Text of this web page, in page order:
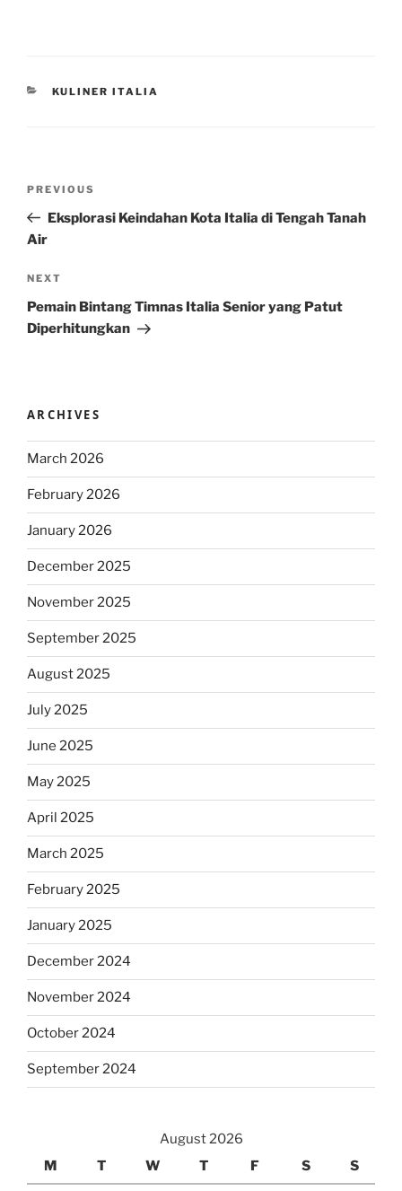
CATEGORIES
KULINER ITALIA
Previous
Post
PREVIOUS
Eksplorasi Keindahan Kota Italia di Tengah Tanah
Air
Next
Post
NEXT
Pemain Bintang Timnas Italia Senior yang Patut
Diperhitungkan
ARCHIVES
March 2026
February 2026
January 2026
December 2025
November 2025
September 2025
August 2025
July 2025
June 2025
May 2025
April 2025
March 2025
February 2025
January 2025
December 2024
November 2024
October 2024
September 2024
August 2026
M
T W T F S S